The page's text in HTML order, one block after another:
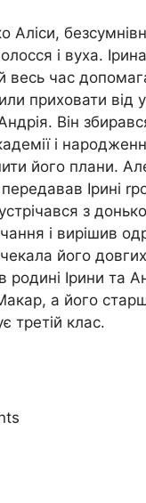
Аліси,
і вуха.
весь час
приховати від
Він
і
його плани.
Ірині
з
і вирішив
його
Ірини та
а його
третій клас.